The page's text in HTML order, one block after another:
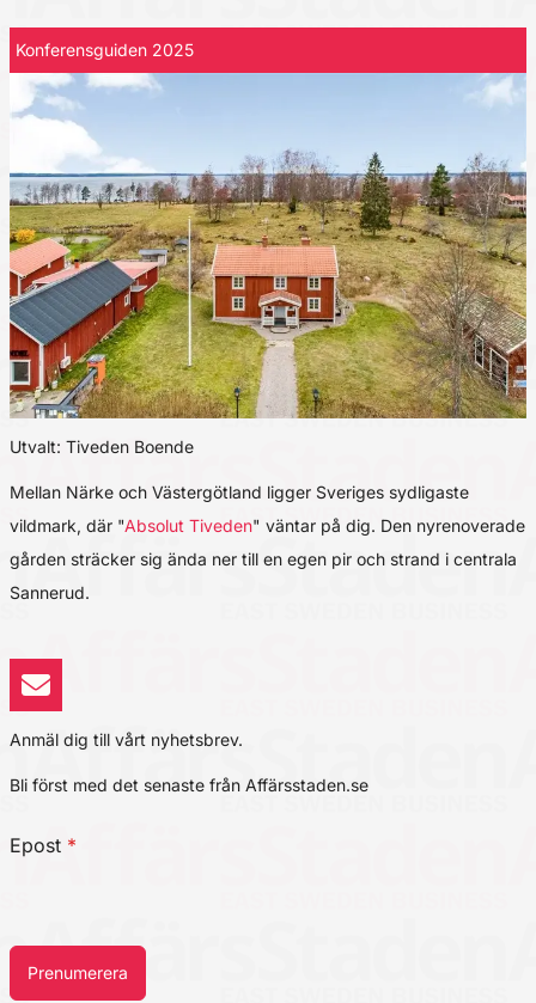
Konferensguiden 2025
Utvalt: Tiveden Boende
Mellan Närke och Västergötland ligger Sveriges sydligaste
vildmark, där "Absolut Tiveden" väntar på dig. Den nyrenoverade
gården sträcker sig ända ner till en egen pir och strand i centrala
Sannerud.
Anmäl dig till vårt nyhetsbrev.
Bli först med det senaste från Affärsstaden.se
Epost *
Prenumerera